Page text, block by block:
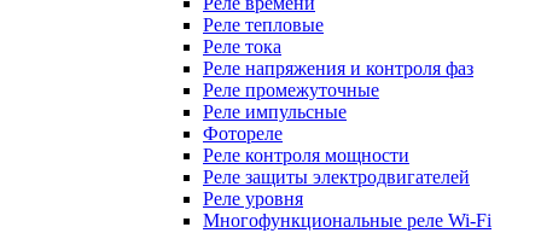
Реле тепловые
Реле тока
Реле напряжения и контроля фаз
Реле промежуточные
Реле импульсные
Фотореле
Реле контроля мощности
Реле защиты электродвигателей
Реле уровня
Многофункциональные реле Wi-Fi